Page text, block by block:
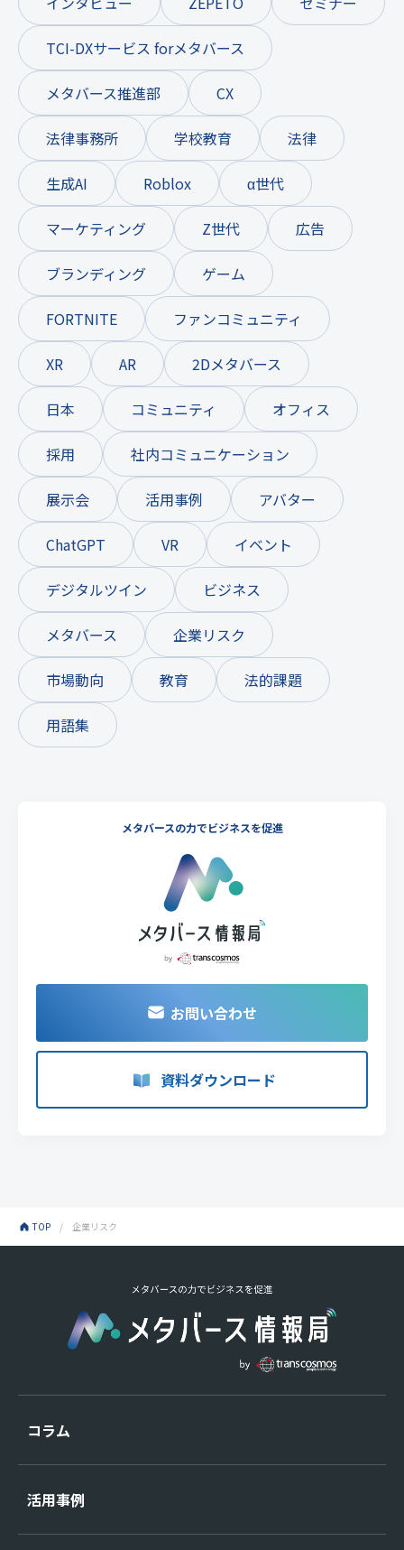
TCI-DXサービス forメタバース
メタバース推進部 CX
法律事務所 学校教育 法律
生成AI Roblox α世代
マーケティング Z世代 広告
ブランディング ゲーム
FORTNITE ファンコミュニティ
XR AR 2Dメタバース
日本 コミュニティ オフィス
採用 社内コミュニケーション
展示会 活用事例 アバター
ChatGPT VR イベント
デジタルツイン ビジネス
メタバース 企業リスク
市場動向 教育 法的課題
用語集
メタバースの力でビジネスを促進
お問い合わせ
資料ダウンロード
TOP 企業リスク
コラム
活用事例